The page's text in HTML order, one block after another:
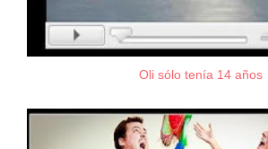
Oli sólo tenía 14 años